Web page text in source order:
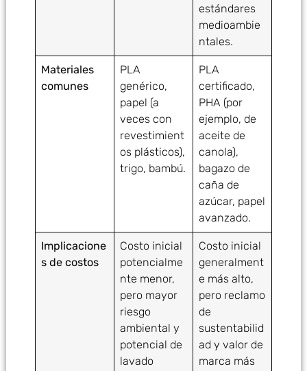
estándares
medioambie
ntales.
Materiales
comunes
PLA
genérico,
papel (a
veces con
revestimient
os plásticos),
trigo, bambú.
PLA
certificado,
PHA (por
ejemplo, de
aceite de
canola),
bagazo de
caña de
azúcar, papel
avanzado.
Implicacione
s de costos
Costo inicial
potencialme
nte menor,
pero mayor
riesgo
ambiental y
potencial de
lavado
Costo inicial
generalment
e más alto,
pero reclamo
de
sustentabilid
ad y valor de
marca más